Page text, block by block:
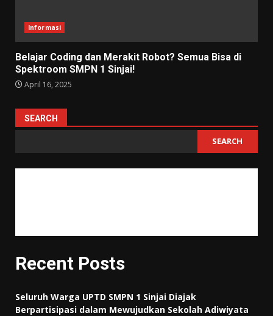
Informasi
Belajar Coding dan Merakit Robot? Semua Bisa di
Spektroom SMPN 1 Sinjai!
April 16, 2025
SEARCH
SEARCH
Recent Posts
Seluruh Warga UPTD SMPN 1 Sinjai Diajak
Berpartisipasi dalam Mewujudkan Sekolah Adiwiyata